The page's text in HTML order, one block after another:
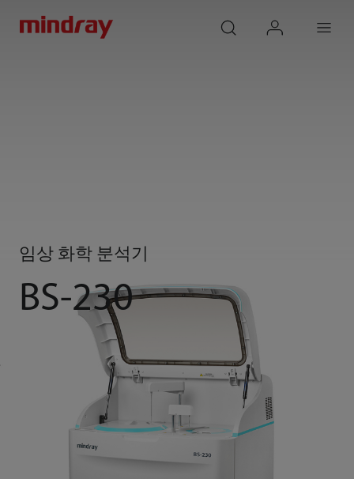
임상 화학 분석기
BS-230